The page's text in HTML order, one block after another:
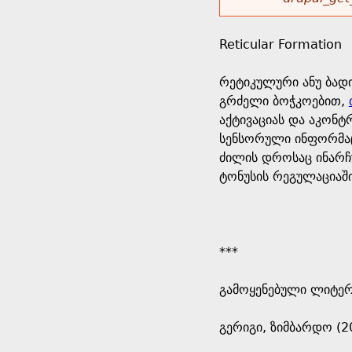
r
s
e
h
e
r
e
o
r
m
e
Reticular Formation
რეტიკულური ანუ
გრძელი ბოჭკოებით,
აქტივაციას და
სენსორული
ძილის დროსაც
ტონუსის
***
გამოყენებული
გერიგი, ზიმბარდო